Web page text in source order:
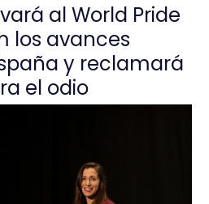
al World Pride
los avances
y reclamará
el odio